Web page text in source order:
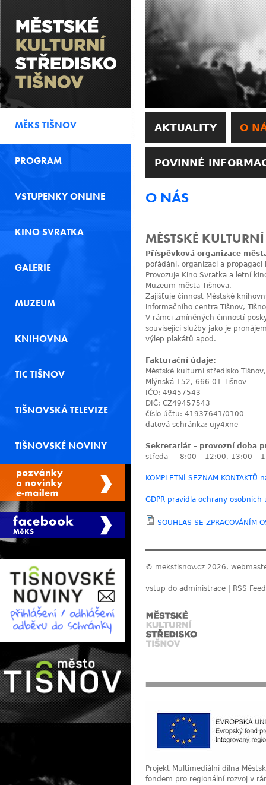
AKTUALITY O
POVINNÉ
O NÁS
MĚSTSKÉ
Příspěvková organizace
pořádání, organizaci a
Provozuje Kino Svratka a letní
Muzeum města Tišnova.
Zajišťuje činnost Městské
informačního centra Tišnov,
V rámci zmíněných činností
související služby jako je
výlep plakátů apod.
Fakturační údaje:
Městské kulturní středisko
Mlýnská 152, 666 01 Tišnov
IČO: 49457543
DIČ: CZ49457543
číslo účtu: 41937641/0100
datová schránka: ujy4xne
Sekretariát – provozní doba
středa 8:00 – 12:00, 13:00 –
KOMPLETNÍ SEZNAM
GDPR pravidla ochrany osobních
SOUHLAS SE ZPRACOVÁNÍM
© mekstisnov.cz 2026,
vstup do administrace RSS Feed
Projekt Multimediální dílna
fondem pro regionální rozvoj v
MĚKS TIŠNOV
PROGRAM
VSTUPENKY ONLINE
KINO SVRATKA
GALERIE
MUZEUM
KNIHOVNA
TIC TIŠNOV
TIŠNOVSKÁ TELEVIZE
TIŠNOVSKÉ NOVINY